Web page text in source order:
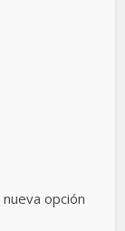
opción